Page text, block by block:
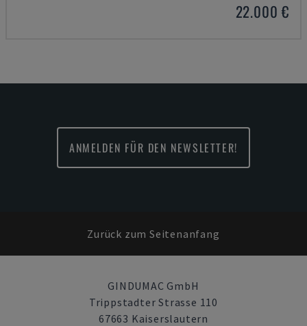
22.000 €
ANMELDEN FÜR DEN NEWSLETTER!
Zurück zum Seitenanfang
GINDUMAC GmbH
Trippstadter Strasse 110
67663 Kaiserslautern